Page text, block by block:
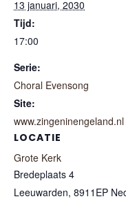
13 januari, 2030
Tijd:
17:00
Serie:
Choral Evensong
Site:
www.zingeninengeland.nl
LOCATIE
Grote Kerk
Bredeplaats 4
Leeuwarden, 8911EP